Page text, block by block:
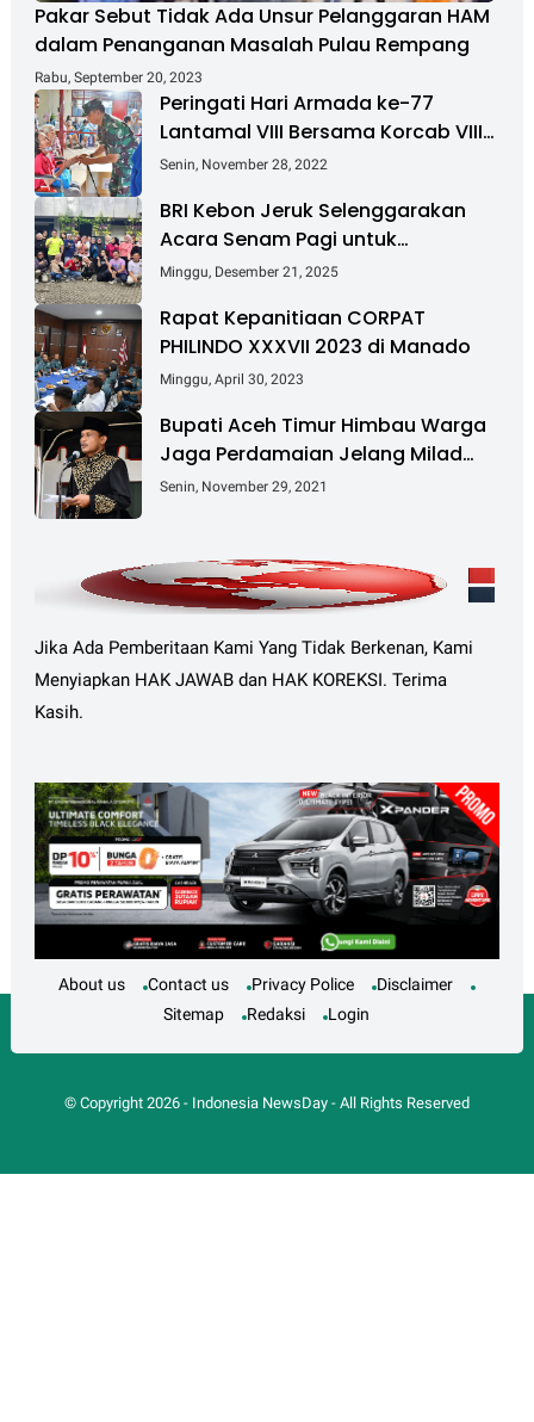
Pakar Sebut Tidak Ada Unsur Pelanggaran HAM
dalam Penanganan Masalah Pulau Rempang
Rabu, September 20, 2023
Peringati Hari Armada ke-77
Lantamal VIII Bersama Korcab VIII
DJA II Laksanakan Bakti Sosial
Senin, November 28, 2022
BRI Kebon Jeruk Selenggarakan
Acara Senam Pagi untuk
Tingkatkan Kesehatan dan
Minggu, Desember 21, 2025
Rapat Kepanitiaan CORPAT
PHILINDO XXXVII 2023 di Manado
Minggu, April 30, 2023
Bupati Aceh Timur Himbau Warga
Jaga Perdamaian Jelang Milad
GAM Ke-45
Senin, November 29, 2021
Jika Ada Pemberitaan Kami Yang Tidak Berkenan, Kami
Menyiapkan HAK JAWAB dan HAK KOREKSI. Terima
Kasih.
About us Contact us Privacy Police
Disclaimer
Sitemap
Redaksi Login
© Copyright 2026- Indonesia NewsDay- All Rights Reserved